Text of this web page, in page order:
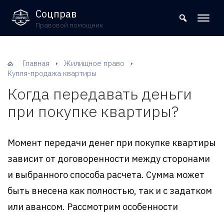
8 (800) 302-09-37
Соцправ
Правовой помощник
Главная
Жилищное право
Купля-продажа квартиры
Когда передавать деньги
при покупке квартиры?
Момент передачи денег при покупке квартиры
зависит от договоренности между сторонами
и выбранного способа расчета. Сумма может
быть внесена как полностью, так и с задатком
или авансом. Рассмотрим особенности